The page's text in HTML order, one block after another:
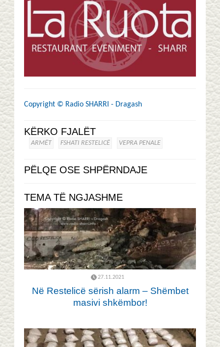
Copyright © Radio SHARRI - Dragash
KËRKO FJALËT
ARMËT FSHATI RESTELICË VEPRA PENALE
PËLQE OSE SHPËRNDAJE
TEMA TË NGJASHME
27.11.2021
Në Restelicë sërish alarm – Shëmbet
masivi shkëmbor!